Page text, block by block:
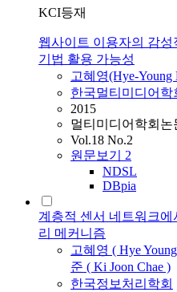
KCI등재
웹사이트 이용자의 감성
기법 활용 가능성
고혜영(Hye-Young
한국멀티미디어학
2015
멀티미디어학회논
Vol.18 No.2
원문보기 2
NDSL
DBpia
계층적 센서 네트워크
리 메커니즘
고혜영 ( Hye Young
준 ( Ki Joon Chae )
한국정보처리학회